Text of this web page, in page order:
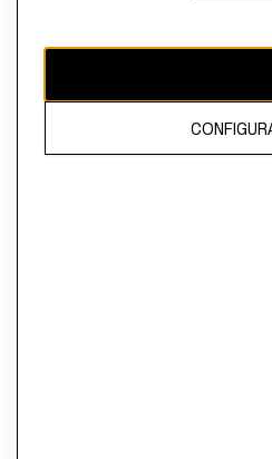
propiedad de H&M Hennes & Mauritz